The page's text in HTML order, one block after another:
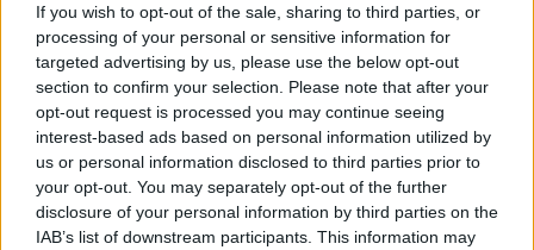
If you wish to opt-out of the sale, sharing to third parties, or
processing of your personal or sensitive information for
targeted advertising by us, please use the below opt-out
section to confirm your selection. Please note that after your
opt-out request is processed you may continue seeing
interest-based ads based on personal information utilized by
us or personal information disclosed to third parties prior to
your opt-out. You may separately opt-out of the further
disclosure of your personal information by third parties on the
IAB’s list of downstream participants. This information may
ALTRE NOTIZIE DI COMO